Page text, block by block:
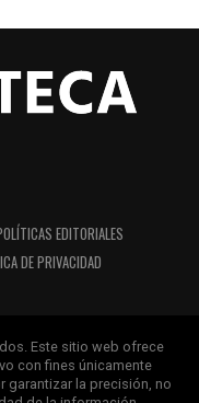
buscamos los
por la integridad y
la política, la cultura y
Cuando los
claridad en
EDITORIALES
DE PRIVACIDAD
Este sitio web ofrece
con fines únicamente
garantizar la precisión, no